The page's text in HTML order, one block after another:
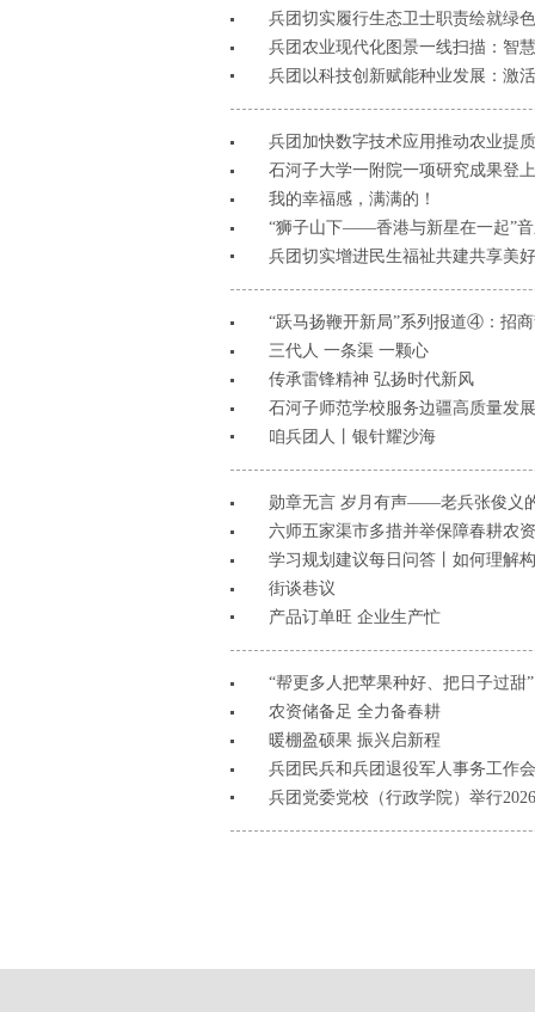
兵团切实履行生态卫士职责绘就绿
兵团农业现代化图景一线扫描：智
兵团以科技创新赋能种业发展：激
兵团加快数字技术应用推动农业提
石河子大学一附院一项研究成果登
我的幸福感，满满的！
“狮子山下——香港与新星在一起”
兵团切实增进民生福祉共建共享美
“跃马扬鞭开新局”系列报道④：招
三代人 一条渠 一颗心
传承雷锋精神 弘扬时代新风
石河子师范学校服务边疆高质量发
咱兵团人丨银针耀沙海
勋章无言 岁月有声——老兵张俊义
六师五家渠市多措并举保障春耕农
学习规划建议每日问答丨如何理解
街谈巷议
产品订单旺 企业生产忙
“帮更多人把苹果种好、把日子过甜”
农资储备足 全力备春耕
暖棚盈硕果 振兴启新程
兵团民兵和兵团退役军人事务工作
兵团党委党校（行政学院）举行